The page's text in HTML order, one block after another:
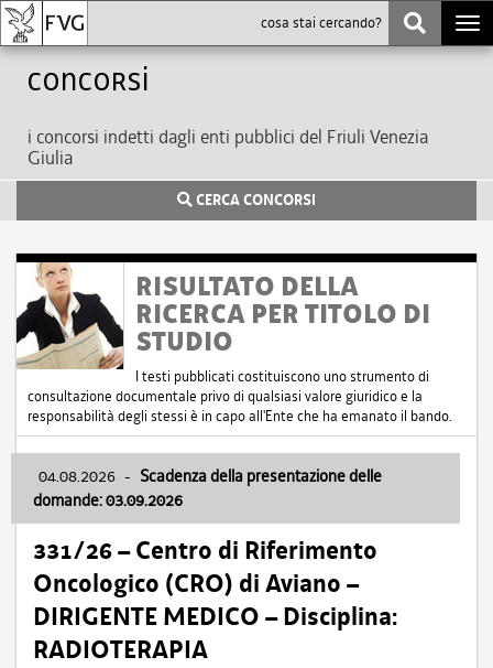
Concorsi
i concorsi indetti dagli enti pubblici del Friuli Venezia
Giulia
CERCA CONCORSI
RISULTATO DELLA
RICERCA PER TITOLO DI
STUDIO
I testi pubblicati costituiscono uno strumento di
consultazione documentale privo di qualsiasi valore giuridico e la
responsabilità degli stessi è in capo all'Ente che ha emanato il bando.
04.08.2026 - Scadenza della presentazione delle
domande: 03.09.2026
331/26 – Centro di Riferimento
Oncologico (CRO) di Aviano –
DIRIGENTE MEDICO – Disciplina:
RADIOTERAPIA